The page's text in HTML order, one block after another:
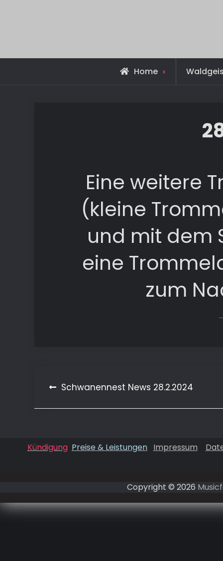
Home
Eine weitere
(kleine
und mit dem
eine
zum
Beitragsnavigation
Schwanennest News 28.2.2024
Kündigung Preise & Leistungen Impressum
Copyright © 2026